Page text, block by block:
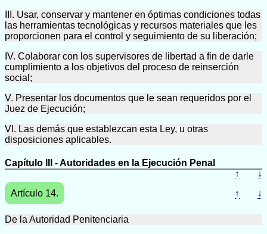
III. Usar, conservar y mantener en óptimas condiciones todas
las herramientas tecnológicas y recursos materiales que les
proporcionen para el control y seguimiento de su liberación;
IV. Colaborar con los supervisores de libertad a fin de darle
cumplimiento a los objetivos del proceso de reinserción
social;
V. Presentar los documentos que le sean requeridos por el
Juez de Ejecución;
VI. Las demás que establezcan esta Ley, u otras
disposiciones aplicables.
Capítulo III - Autoridades en la Ejecución Penal
↑
↓
Artículo 14.
↑ ↓
De la Autoridad Penitenciaria